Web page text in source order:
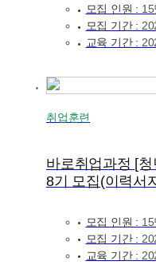
모집 인원 : 15
모집 기간 :
교육 기간 :
취업훈련
바로취업과정 [
8기 모집(이력서
모집 인원 : 15
모집 기간 :
교육 기간 :